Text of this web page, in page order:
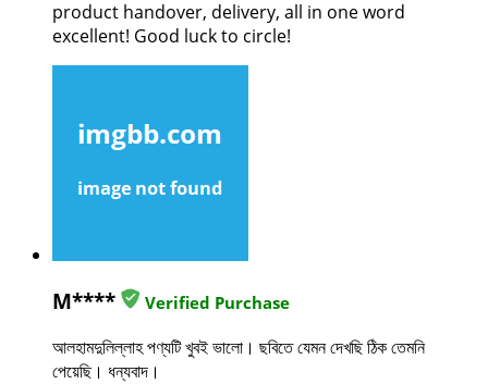
product handover, delivery, all in one word
excellent! Good luck to circle!
M**** Verified Purchase
আলহামদুলিল্লাহ পণ্যটি খুবই ভালো। ছবিতে যেমন দেখছি ঠিক তেমনি
পেয়েছি। ধন্যবাদ।